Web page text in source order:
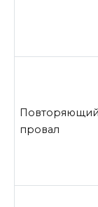
Повторяющий
провал